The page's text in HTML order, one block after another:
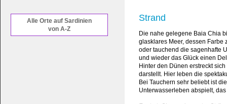
Alle Orte auf Sardinien
von A-Z
Strand
Die nahe gelegene Baia Chia
glasklares Meer, dessen
oder tauchend die sagenhafte
und wieder das Glück einen
Hinter den Dünen erstreckt
darstellt. Hier leben die
Bei Tauchern sehr beliebt ist
Unterwasserleben abspielt,